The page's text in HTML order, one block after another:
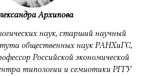
Архипова
наук, старший научный
общественных наук РАНХиГС,
Российской экономической
типологии и семиотики РГГУ